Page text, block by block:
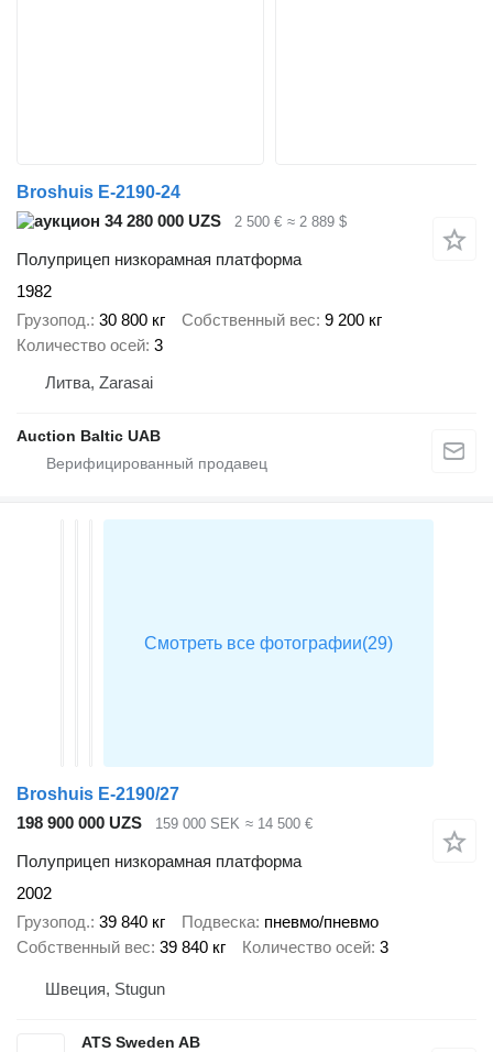
Broshuis E-2190-24
34 280 000 UZS
2 500 € ≈ 2 889 $
Полуприцеп низкорамная платформа
1982
Грузопод. 30 800 кг Собственный вес 9 200 кг
Количество осей 3
Литва, Zarasai
Auction Baltic UAB
Broshuis E-2190/27
198 900 000 UZS
159 000 SEK ≈ 14 500 €
Полуприцеп низкорамная платформа
2002
Грузопод. 39 840 кг Подвеска пневмо/пневмо
Собственный вес 39 840 кг Количество осей 3
Швеция, Stugun
ATS Sweden AB